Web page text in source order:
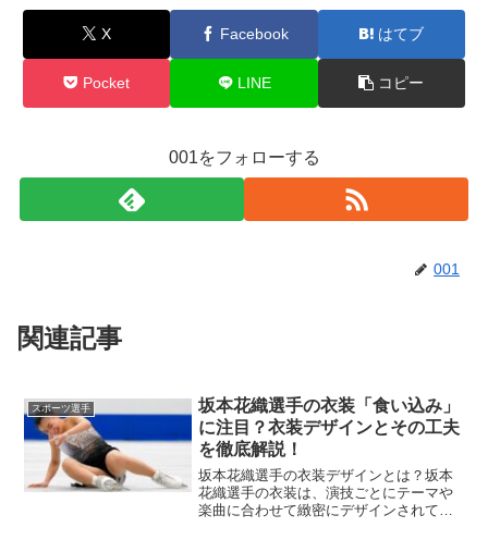
X Facebook はてブ
Pocket LINE コピー
001をフォローする
001
関連記事
スポーツ選手
坂本花織選手の衣装「食い込み」
に注目？衣装デザインとその工夫
を徹底解説！
坂本花織選手の衣装デザインとは？坂本
花織選手の衣装は、演技ごとにテーマや
楽曲に合わせて緻密にデザインされてい